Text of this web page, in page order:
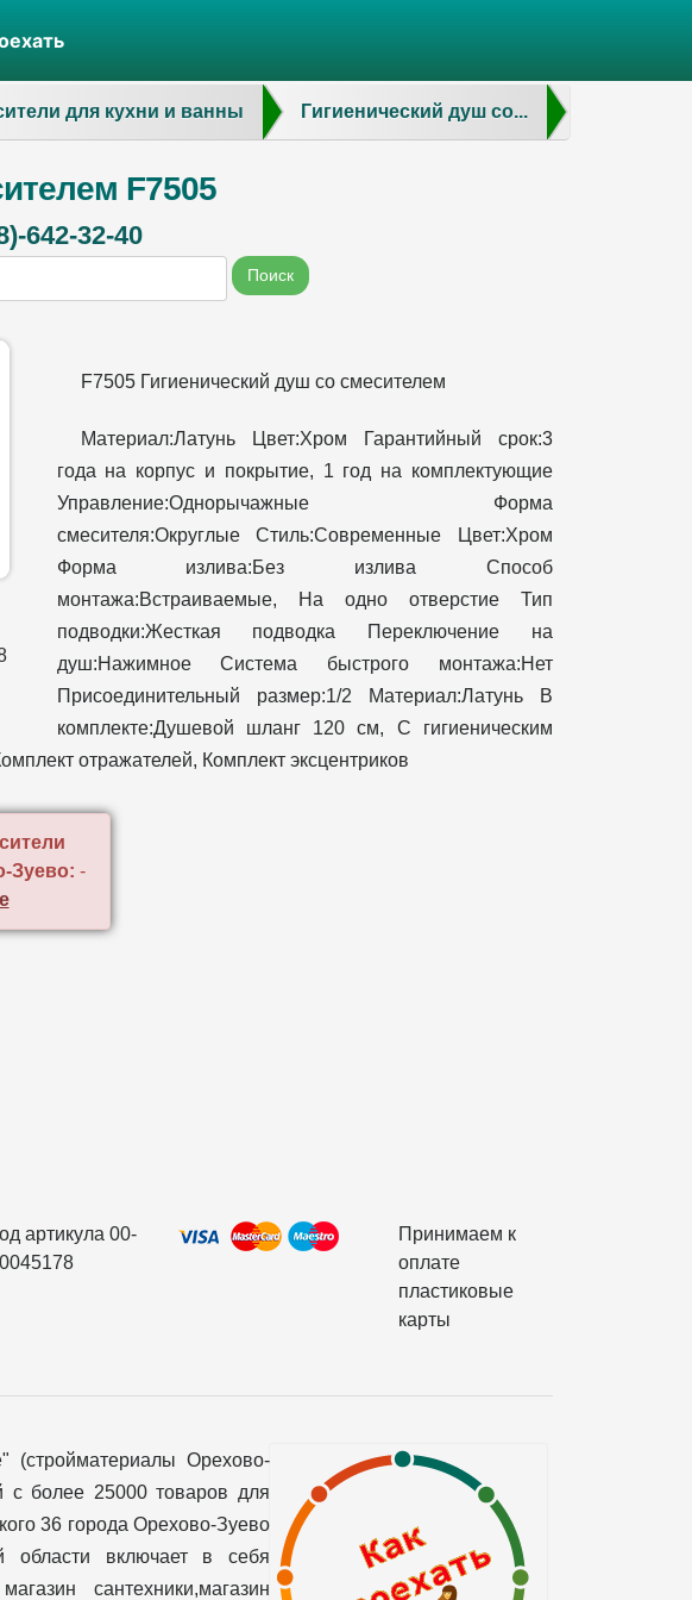
для кухни и ванны Гигиенический душ со...
F7505
642-32-40
Поиск
F7505 Гигиенический душ со смесителем
Материал:Латунь Цвет:Хром Гарантийный срок:3
года на корпус и покрытие, 1 год на комплектующие
Управление:Однорычажные Форма
смесителя:Округлые Стиль:Современные Цвет:Хром
Форма излива:Без излива Способ
монтажа:Встраиваемые, На одно отверстие Тип
подводки:Жесткая подводка Переключение на
душ:Нажимное Система быстрого монтажа:Нет
Присоединительный размер:1/2 Материал:Латунь В
комплекте:Душевой шланг 120 см, С гигиеническим
отражателей, Комплект эксцентриков
Зуево: -
артикула 00-
Принимаем к
оплате
пластиковые
карты
(стройматериалы Орехово-
с более 25000 товаров для
36 города Орехово-Зуево
области включает в себя
сантехники,магазин